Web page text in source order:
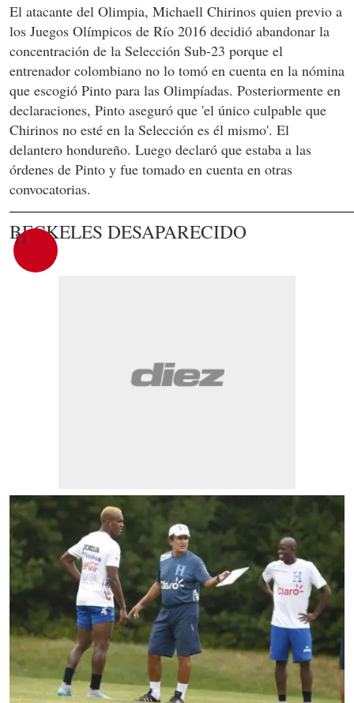
El atacante del Olimpia, Michaell Chirinos quien previo a
los Juegos Olímpicos de Río 2016 decidió abandonar la
concentración de la Selección Sub-23 porque el
entrenador colombiano no lo tomó en cuenta en la nómina
que escogió Pinto para las Olimpíadas. Posteriormente en
declaraciones, Pinto aseguró que 'el único culpable que
Chirinos no esté en la Selección es él mismo'. El
delantero hondureño. Luego declaró que estaba a las
órdenes de Pinto y fue tomado en cuenta en otras
convocatorias.
11
BECKELES DESAPARECIDO